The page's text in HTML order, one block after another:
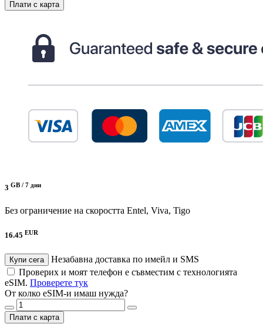
Плати с карта
3 GB / 7 дни
Без ограничение на скоростта Entel, Viva, Tigo
16.45 EUR
Купи сега
Незабавна доставка по имейл и SMS
Проверих и моят телефон е съвместим с технологията
eSIM. Проверете тук
От колко eSIM-и имаш нужда?
Плати с карта